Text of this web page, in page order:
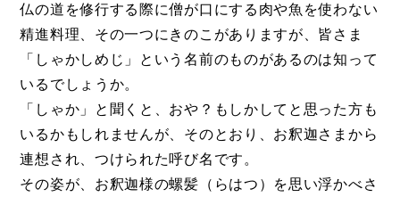
仏の道を修行する際に僧が口にする肉や魚を使わない
精進料理、その一つにきのこがありますが、皆さま
「しゃかしめじ」という名前のものがあるのは知って
いるでしょうか。
「しゃか」と聞くと、おや？もしかしてと思った方も
いるかもしれませんが、そのとおり、お釈迦さまから
連想され、つけられた呼び名です。
その姿が、お釈迦様の螺髪（らはつ）を思い浮かべさ